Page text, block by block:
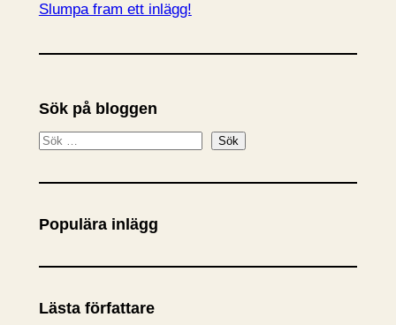
Slumpa fram ett inlägg!
Sök på bloggen
S
k
Sök
Populära inlägg
Lästa författare